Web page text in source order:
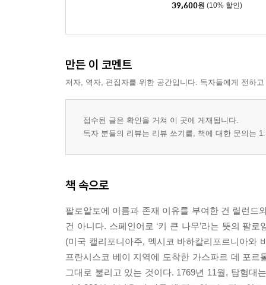
39,600원 (10% 할인)
만든 이 코멘트
저자, 역자, 편집자를 위한 공간입니다. 독자들에게 전하
접수된 글은 확인을 거쳐 이 곳에 게재됩니다.
독자 분들의 리뷰는 리뷰 쓰기를, 책에 대한 문의는
책 속으로
팔로알토에 이름과 존재 이유를 부여한 건 릴런드
건 아니다. 스페인어로 ‘키 큰 나무’라는 뜻의 팔
(미국 캘리포니아주, 멕시코 바하칼리포르니아와
프란시스코 베이 지역에 도착한 가스파르 데 포
그대로 불리고 있는 것이다. 1769년 11월, 탐험대